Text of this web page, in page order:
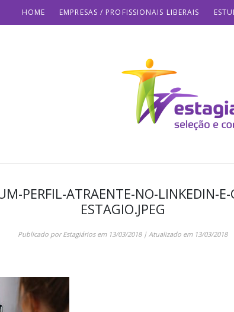
HOME EMPRESAS / PROFISSIONAIS LIBERAIS
PERFIL-ATRAENTE-NO-LINKEDIN-
ESTAGIO.JPEG
Publicado porEstagiáriosem 13/03/2018| Atualizado em 13/03/2018